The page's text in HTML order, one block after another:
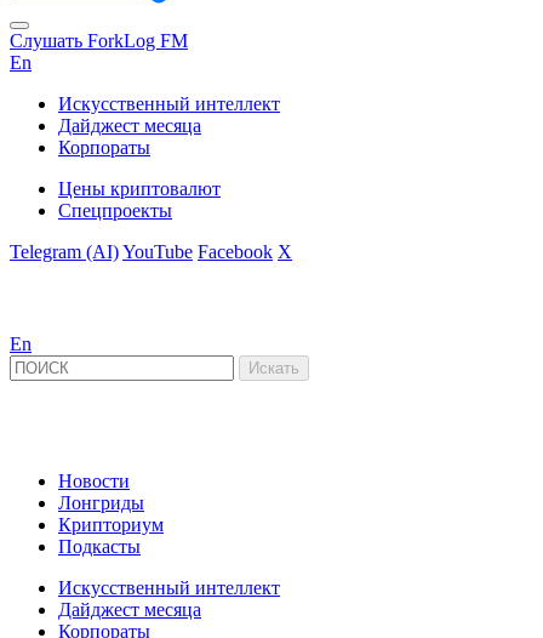
Слушать ForkLog FM
En
Искусственный интеллект
Дайджест месяца
Корпораты
Цены криптовалют
Спецпроекты
Telegram (AI)YouTube Facebook X
En
Новости
Лонгриды
Крипториум
Подкасты
Искусственный интеллект
Дайджест месяца
Корпораты